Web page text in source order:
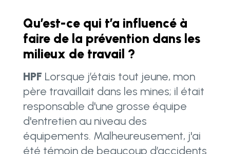
Qu’est-ce qui t’a influencé à
faire de la prévention dans les
milieux de travail ?
HPF Lorsque j’étais tout jeune, mon
père travaillait dans les mines; il était
responsable d'une grosse équipe
d'entretien au niveau des
équipements. Malheureusement, j'ai
été témoin de beaucoup d’accidents